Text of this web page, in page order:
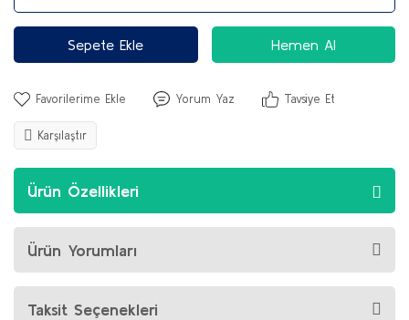
Sepete Ekle Hemen Al
Yorum Yaz Tavsiye Et
Karşılaştır
Ürün Özellikleri
Ürün Yorumları
Taksit Seçenekleri